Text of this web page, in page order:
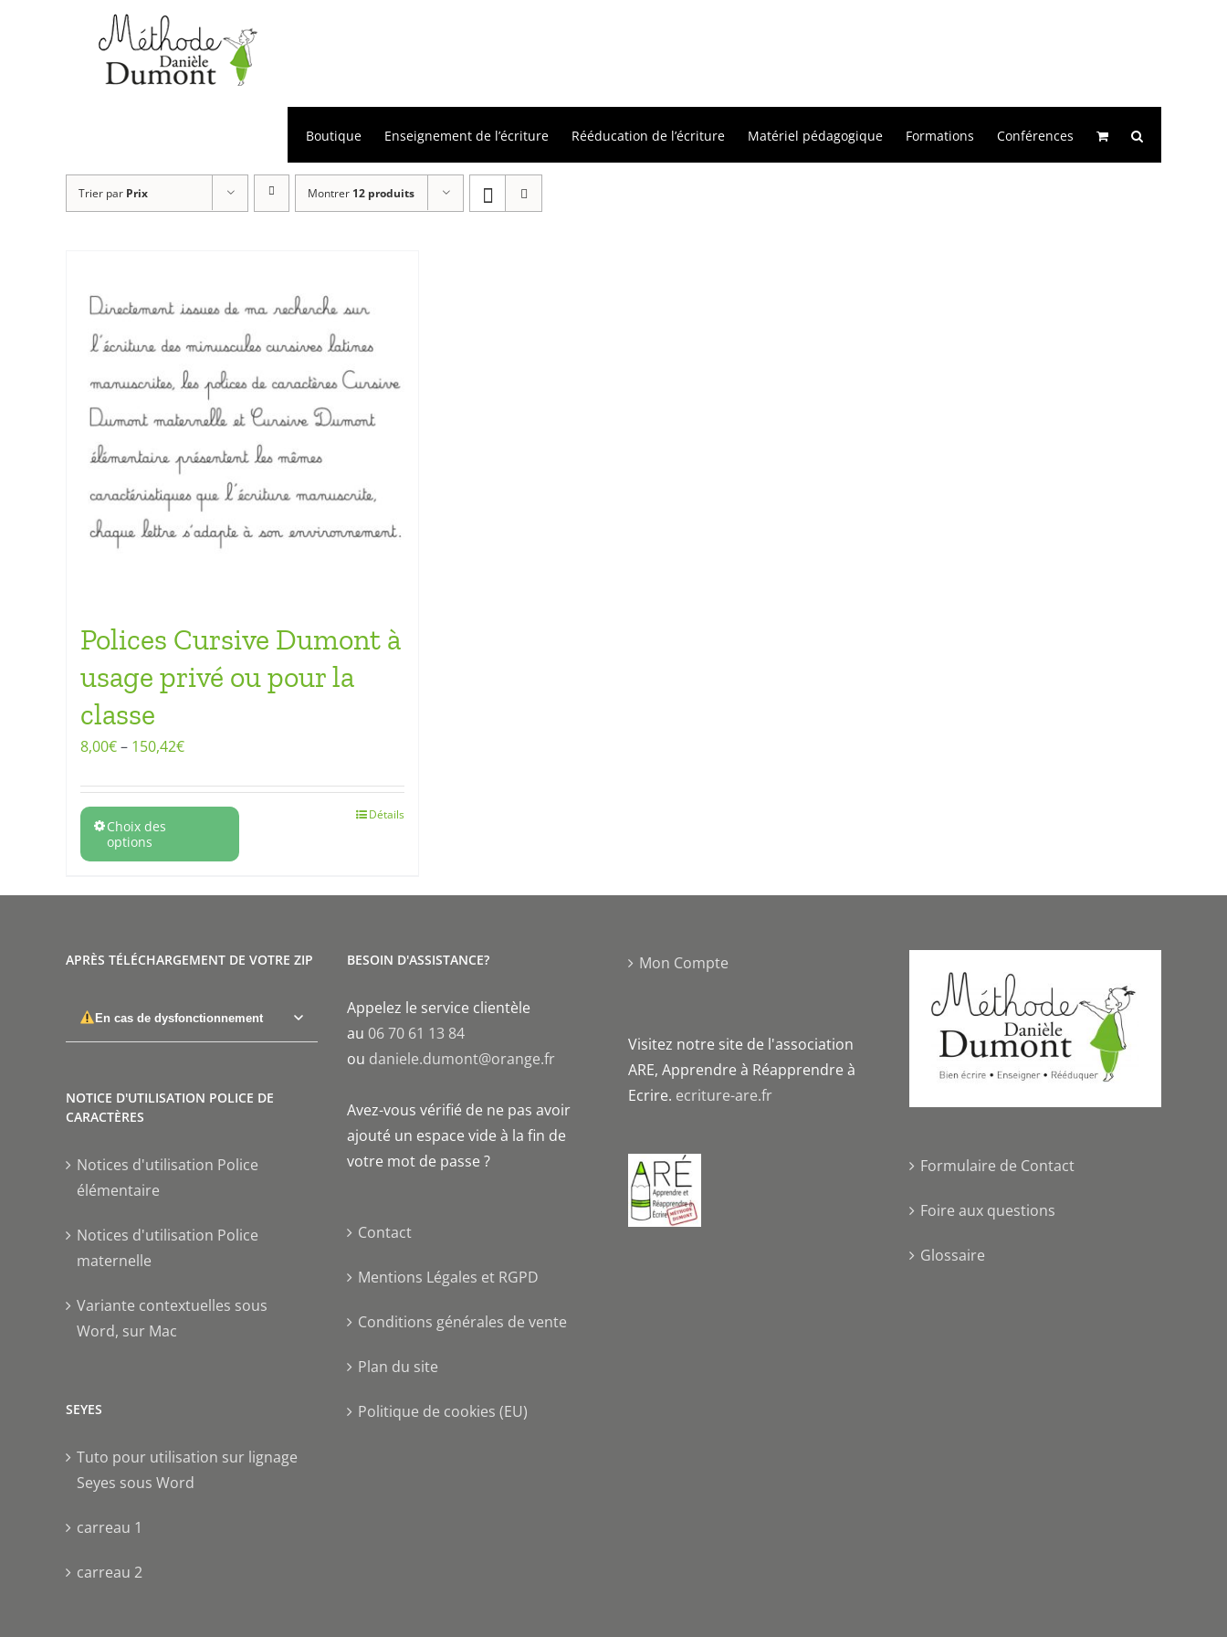
Boutique Enseignement de l’écriture Rééducation de l’écriture Matériel pédagogique Formations Conférences
Trier par Prix Montrer 12 produits
Polices Cursive Dumont à
usage privé ou pour la
classe
8,00€– 150,42€
Choix des
options
Détails
APRÈS TÉLÉCHARGEMENT DE VOTRE ZIP
En cas de dysfonctionnement
NOTICE D'UTILISATION POLICE DE
CARACTÈRES
Notices d'utilisation Police
élémentaire
Notices d'utilisation Police
maternelle
Variante contextuelles sous
Word, sur Mac
SEYES
Tuto pour utilisation sur lignage
Seyes sous Word
carreau 1
carreau 2
BESOIN D'ASSISTANCE?
Appelez le service clientèle
au 06 70 61 13 84
ou daniele.dumont@orange.fr
Avez-vous vérifié de ne pas avoir
ajouté un espace vide à la fin de
votre mot de passe ?
Contact
Mentions Légales et RGPD
Conditions générales de vente
Plan du site
Politique de cookies (EU)
Mon Compte
Visitez notre site de l'association
ARE, Apprendre à Réapprendre à
Ecrire. ecriture-are.fr
Formulaire de Contact
Foire aux questions
Glossaire